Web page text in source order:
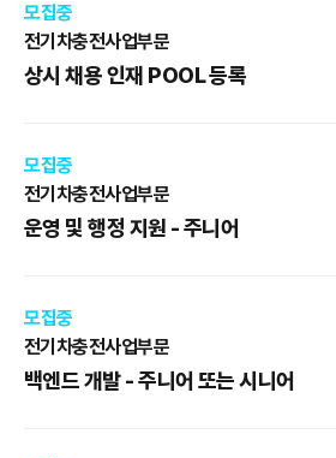
모집중
전기차충전사업부문
상시 채용 인재 POOL 등록
모집중
전기차충전사업부문
운영 및 행정 지원 - 주니어
모집중
전기차충전사업부문
백엔드 개발 - 주니어 또는 시니어